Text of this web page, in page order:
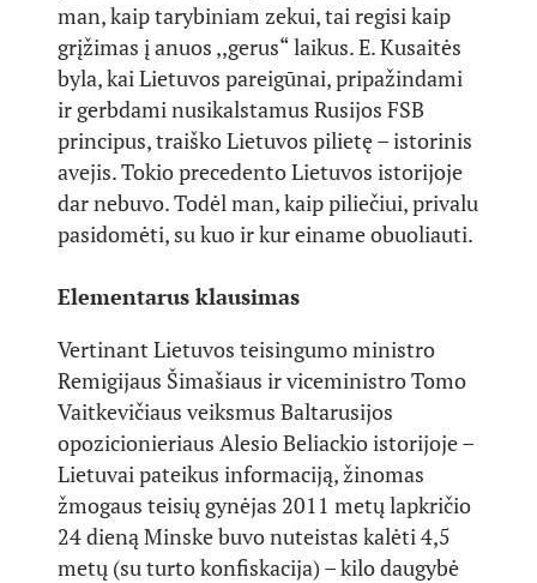
man, kaip tarybiniam zekui, tai regisi kaip
grįžimas į anuos ,,gerus“ laikus. E. Kusaitės
byla, kai Lietuvos pareigūnai, pripažindami
ir gerbdami nusikalstamus Rusijos FSB
principus, traiško Lietuvos pilietę – istorinis
avejis. Tokio precedento Lietuvos istorijoje
dar nebuvo. Todėl man, kaip piliečiui, privalu
pasidomėti, su kuo ir kur einame obuoliauti.
Elementarus klausimas
Vertinant Lietuvos teisingumo ministro
Remigijaus Šimašiaus ir viceministro Tomo
Vaitkevičiaus veiksmus Baltarusijos
opozicionieriaus Alesio Beliackio istorijoje –
Lietuvai pateikus informaciją, žinomas
žmogaus teisių gynėjas 2011 metų lapkričio
24 dieną Minske buvo nuteistas kalėti 4,5
metų (su turto konfiskacija) – kilo daugybė